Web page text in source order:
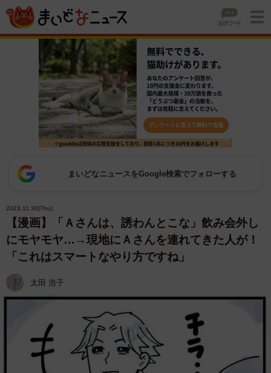
まいどなニュースをGoogle検索でフォローする
2023.11.30(Thu)
【漫画】「Ａさんは、誘わんとこな」飲み会外し
にモヤモヤ…→現地にＡさんを連れてきた人が！
「これはスマートなやり方ですね」
太田 浩子